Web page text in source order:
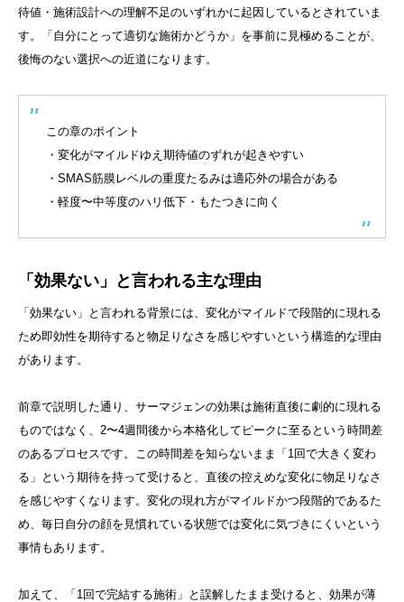
待値・施術設計への理解不足のいずれかに起因しているとされていま
す。「自分にとって適切な施術かどうか」を事前に見極めることが、
後悔のない選択への近道になります。
この章のポイント
・変化がマイルドゆえ期待値のずれが起きやすい
・SMAS筋膜レベルの重度たるみは適応外の場合がある
・軽度〜中等度のハリ低下・もたつきに向く
「効果ない」と言われる主な理由
「効果ない」と言われる背景には、変化がマイルドで段階的に現れる
ため即効性を期待すると物足りなさを感じやすいという構造的な理由
があります。
前章で説明した通り、サーマジェンの効果は施術直後に劇的に現れる
ものではなく、2〜4週間後から本格化してピークに至るという時間差
のあるプロセスです。この時間差を知らないまま「1回で大きく変わ
る」という期待を持って受けると、直後の控えめな変化に物足りなさ
を感じやすくなります。変化の現れ方がマイルドかつ段階的であるた
め、毎日自分の顔を見慣れている状態では変化に気づきにくいという
事情もあります。
加えて、「1回で完結する施術」と誤解したまま受けると、効果が薄